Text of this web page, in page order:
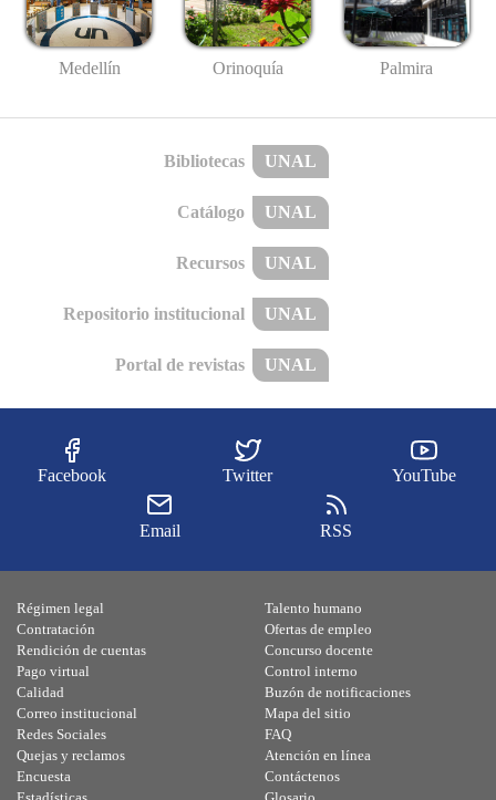
Medellín Orinoquía Palmira
Bibliotecas UNAL
Catálogo UNAL
Recursos UNAL
Repositorio institucional UNAL
Portal de revistas UNAL
Facebook Twitter YouTube
Email RSS
Régimen legal
Contratación
Rendición de cuentas
Pago virtual
Calidad
Talento humano
Ofertas de empleo
Concurso docente
Control interno
Buzón de notificaciones
Correo institucional
Redes Sociales
Quejas y reclamos
Encuesta
Mapa del sitio
FAQ
Atención en línea
Contáctenos